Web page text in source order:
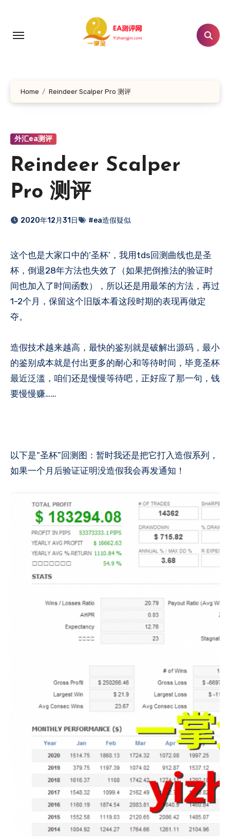
Home Reindeer Scalper Pro 测评
外汇ea测评
Reindeer Scalper
Pro 测评
2020年12月31日 #ea造假疑似
这个也是大家口中的‘圣杯’，我用tds回测曲线也是圣
杯，倒退28年方法也失效了（如果把倒推法的验证时
间也加入了时间函数），所以还是用最笨的方法，再过
1-2个月，保留这个旧版本看这段时期的表现再做定
夺。
造假技术越来越高，最快的鉴别就是破解出源码，最小
的鉴别成本就是付出更多的耐心和等待时间，毕竟圣杯
最近泛滥，咱们还是慢慢等待吧，正好应了那一句，钱
要慢慢赚……
以下是“圣杯”回测图：暂时我还是把它打入造假系列，
如果一个月后验证证明没造假我会再发通知！